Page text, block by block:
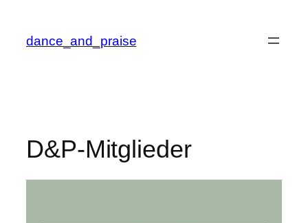
springen
dance_and_praise
D&P-Mitglieder